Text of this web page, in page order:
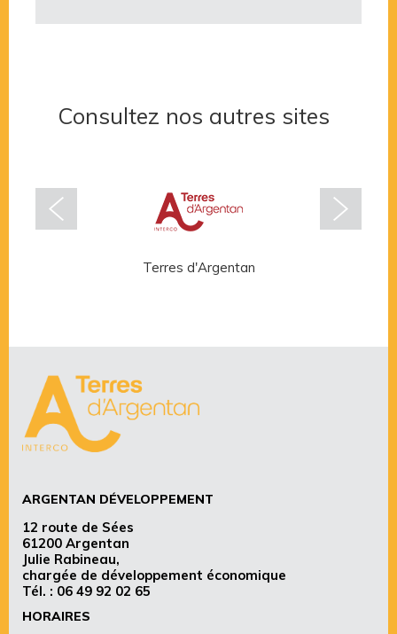
Consultez nos autres sites
Terres d'Argentan
ARGENTAN DÉVELOPPEMENT
12 route de Sées
61200 Argentan
Julie Rabineau,
chargée de développement économique
Tél. : 06 49 92 02 65
HORAIRES